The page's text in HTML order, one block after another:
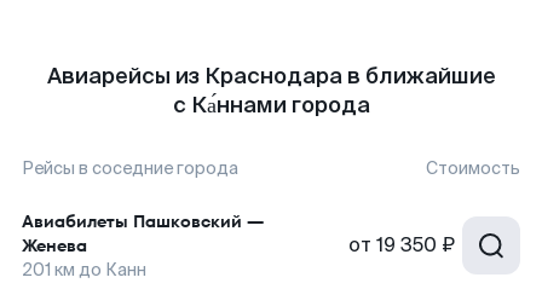
Авиарейсы из Краснодара в ближайшие
с Ка́ннами города
Рейсы в соседние города Стоимость
Авиабилеты Пашковский —
Женева
201 км до Канн
от 19 350 ₽